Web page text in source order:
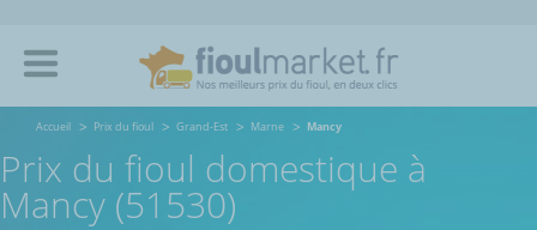
Accueil Prix du fioul Grand-Est Marne Mancy
Prix du fioul domestique à
Mancy (51530)